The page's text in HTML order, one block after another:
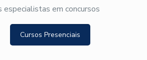
em concursos
Cursos Presenciais